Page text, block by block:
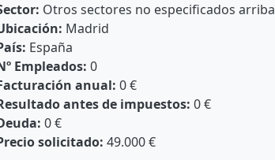
Otros sectores no especificados arriba
Madrid
España
Empleados: 0
anual: 0 €
antes de impuestos: 0 €
0 €
solicitado: 49.000 €